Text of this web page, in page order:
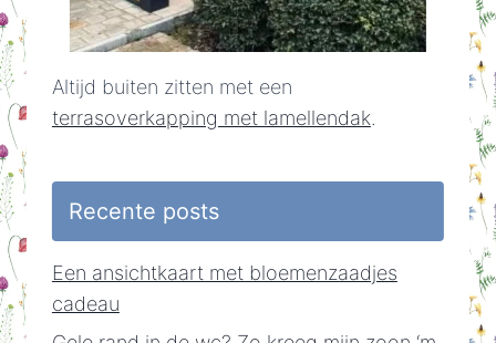
Altijd buiten zitten met een
terrasoverkapping met lamellendak.
Recente posts
Een ansichtkaart met bloemenzaadjes
cadeau